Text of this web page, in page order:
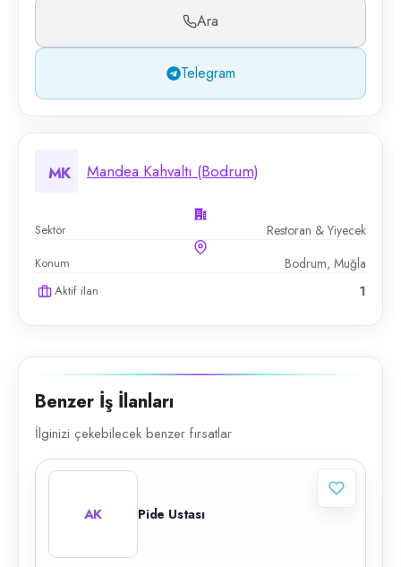
Ara
Telegram
MK Mandea Kahvaltı (Bodrum)
Sektör Restoran & Yiyecek
Konum Bodrum, Muğla
Aktif ilan 1
Benzer İş İlanları
İlginizi çekebilecek benzer fırsatlar
AK Pide Ustası